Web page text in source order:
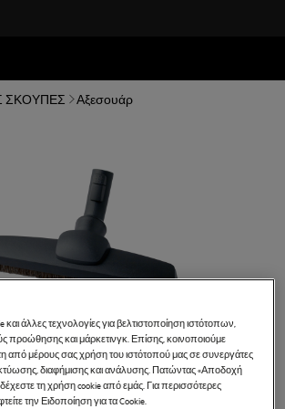
ΣΚΟΥΠΕΣ Αξεσουάρ
άλλες τεχνολογίες για βελτιστοποίηση ιστότοπων,
προώθησης και μάρκετινγκ. Επίσης, κοινοποιούμε
από μέρους σας χρήση του ιστότοπού μας σε συνεργάτες
διαφήμισης και ανάλυσης. Πατώντας «Αποδοχή
τη χρήση cookie από εμάς. Για περισσότερες
την Ειδοποίηση για τα Cookie.